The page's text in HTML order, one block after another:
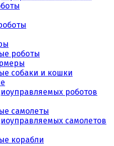
роботы
собаки и кошки
роботов
самолеты
самолетов
корабли